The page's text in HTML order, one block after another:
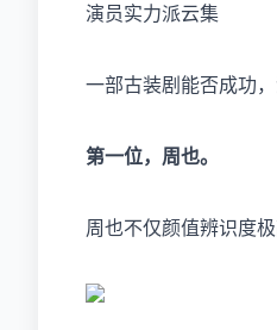
演员实力派云集
一部古装剧能否成功
第一位，周也。
周也不仅颜值辨识度